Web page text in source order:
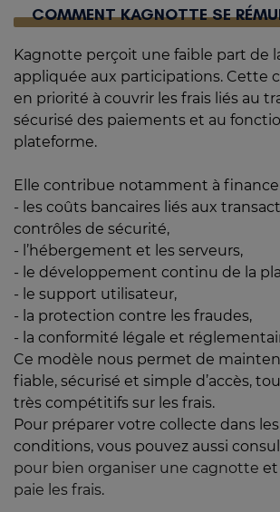
COMMENT KAGNOTTE SE
Kagnotte perçoit une faible part de
appliquée aux participations. Cette
en priorité à couvrir les frais liés au
sécurisé des paiements et au
plateforme.
Elle contribue notamment à
- les coûts bancaires liés aux
contrôles de sécurité,
- l’hébergement et les serveurs,
- le développement continu de la
- le support utilisateur,
- la protection contre les fraudes,
- la conformité légale et
Ce modèle nous permet de
fiable, sécurisé et simple d’accès,
très compétitifs sur les frais.
Pour préparer votre collecte dans
conditions, vous pouvez aussi
pour bien organiser une cagnotte et
paie les frais.